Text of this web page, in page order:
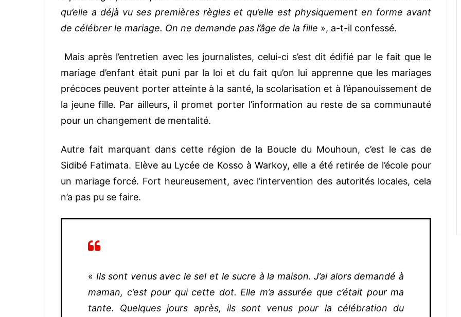
qu’elle a déjà vu ses premières règles et qu’elle est physiquement en forme avant
de célébrer le mariage. On ne demande pas l’âge de la fille », a-t-il confessé.
Mais après l’entretien avec les journalistes, celui-ci s’est dit édifié par le fait que le
mariage d’enfant était puni par la loi et du fait qu’on lui apprenne que les mariages
précoces peuvent porter atteinte à la santé, la scolarisation et à l’épanouissement de
la jeune fille. Par ailleurs, il promet porter l’information au reste de sa communauté
pour un changement de mentalité.
Autre fait marquant dans cette région de la Boucle du Mouhoun, c’est le cas de
Sidibé Fatimata. Elève au Lycée de Kosso à Warkoy, elle a été retirée de l’école pour
un mariage forcé. Fort heureusement, avec l’intervention des autorités locales, cela
n’a pas pu se faire.
« Ils sont venus avec le sel et le sucre à la maison. J’ai alors demandé à
maman, c’est pour qui cette dot. Elle m’a assurée que c’était pour ma
tante. Quelques jours après, ils sont venus pour la célébration du